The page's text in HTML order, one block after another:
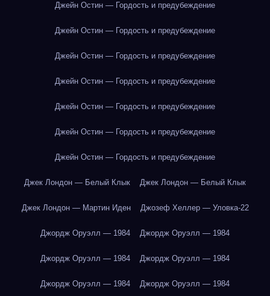
Джейн Остин — Гордость и предубеждение
Джейн Остин — Гордость и предубеждение
Джейн Остин — Гордость и предубеждение
Джейн Остин — Гордость и предубеждение
Джейн Остин — Гордость и предубеждение
Джейн Остин — Гордость и предубеждение
Джейн Остин — Гордость и предубеждение
Джек Лондон — Белый Клык Джек Лондон — Белый Клык
Джек Лондон — Мартин Иден Джозеф Хеллер — Уловка-22
Джордж Оруэлл — 1984 Джордж Оруэлл — 1984
Джордж Оруэлл — 1984 Джордж Оруэлл — 1984
Джордж Оруэлл — 1984 Джордж Оруэлл — 1984